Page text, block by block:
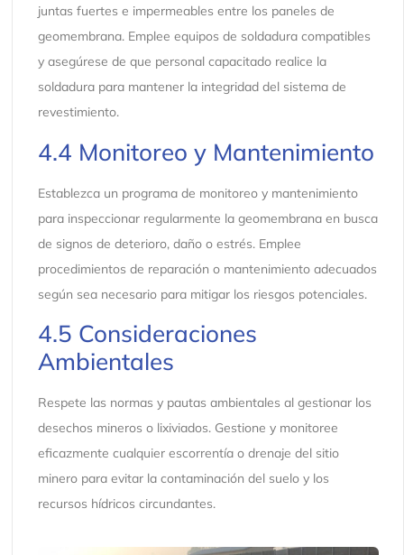
juntas fuertes e impermeables entre los paneles de
geomembrana. Emplee equipos de soldadura compatibles
y asegúrese de que personal capacitado realice la
soldadura para mantener la integridad del sistema de
revestimiento.
4.4 Monitoreo y Mantenimiento
Establezca un programa de monitoreo y mantenimiento
para inspeccionar regularmente la geomembrana en busca
de signos de deterioro, daño o estrés. Emplee
procedimientos de reparación o mantenimiento adecuados
según sea necesario para mitigar los riesgos potenciales.
4.5 Consideraciones
Ambientales
Respete las normas y pautas ambientales al gestionar los
desechos mineros o lixiviados. Gestione y monitoree
eficazmente cualquier escorrentía o drenaje del sitio
minero para evitar la contaminación del suelo y los
recursos hídricos circundantes.